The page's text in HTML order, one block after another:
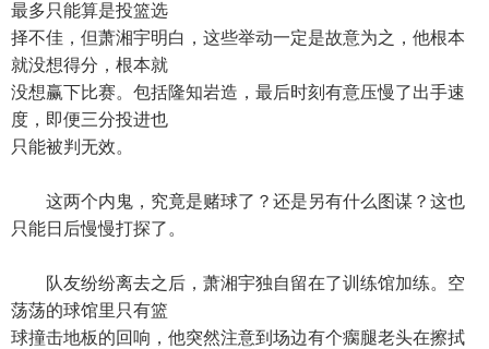
最多只能算是投篮选
择不佳，但萧湘宇明白，这些举动一定是故意为之，他根本
就没想得分，根本就
没想赢下比赛。包括隆知岩造，最后时刻有意压慢了出手速
度，即便三分投进也
只能被判无效。
这两个内鬼，究竟是赌球了？还是另有什么图谋？这也
只能日后慢慢打探了。
队友纷纷离去之后，萧湘宇独自留在了训练馆加练。空
荡荡的球馆里只有篮
球撞击地板的回响，他突然注意到场边有个瘸腿老头在擦拭